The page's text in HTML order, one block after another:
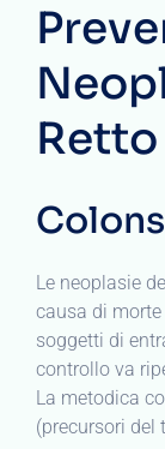
Retto
Le neoplasie
causa di
soggetti di
controllo va
La metodica
(precursori del